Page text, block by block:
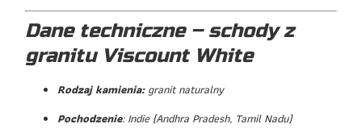
Dane techniczne – schody z
granitu Viscount White
Rodzaj kamienia:granit naturalny
Pochodzenie: Indie (Andhra Pradesh, Tamil Nadu)